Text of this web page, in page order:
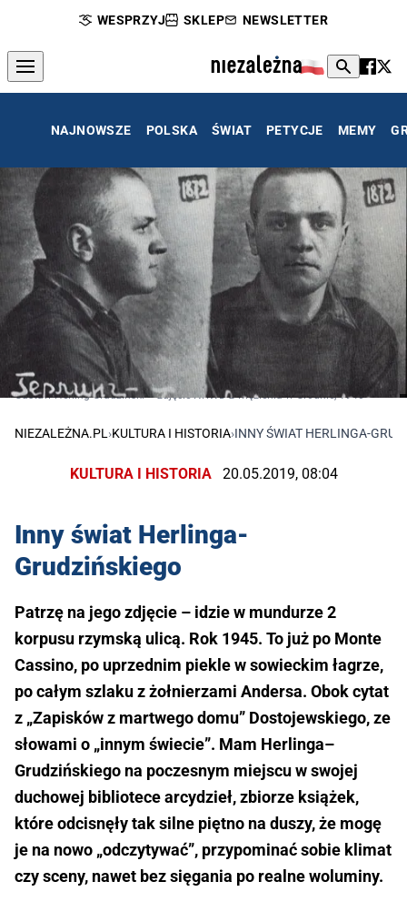
WESPRZYJ SKLEP NEWSLETTER
NAJNOWSZE POLSKA ŚWIAT PETYCJE MEMY
Gustaw Herling-Grudziński – zdjęcie NKWD z więzienia w Grodnie, 1940
NIEZALEŻNA.PL ›KULTURA I HISTORIA›INNY ŚWIAT HERLINGA-
KULTURA I HISTORIA 20.05.2019, 08:04
Inny świat Herlinga-
Grudzińskiego
Patrzę na jego zdjęcie – idzie w mundurze 2
korpusu rzymską ulicą. Rok 1945. To już po Monte
Cassino, po uprzednim piekle w sowieckim łagrze,
po całym szlaku z żołnierzami Andersa. Obok cytat
z „Zapisków z martwego domu” Dostojewskiego, ze
słowami o „innym świecie”. Mam Herlinga–
Grudzińskiego na poczesnym miejscu w swojej
duchowej bibliotece arcydzieł, zbiorze książek,
które odcisnęły tak silne piętno na duszy, że mogę
je na nowo „odczytywać”, przypominać sobie klimat
czy sceny, nawet bez sięgania po realne woluminy.